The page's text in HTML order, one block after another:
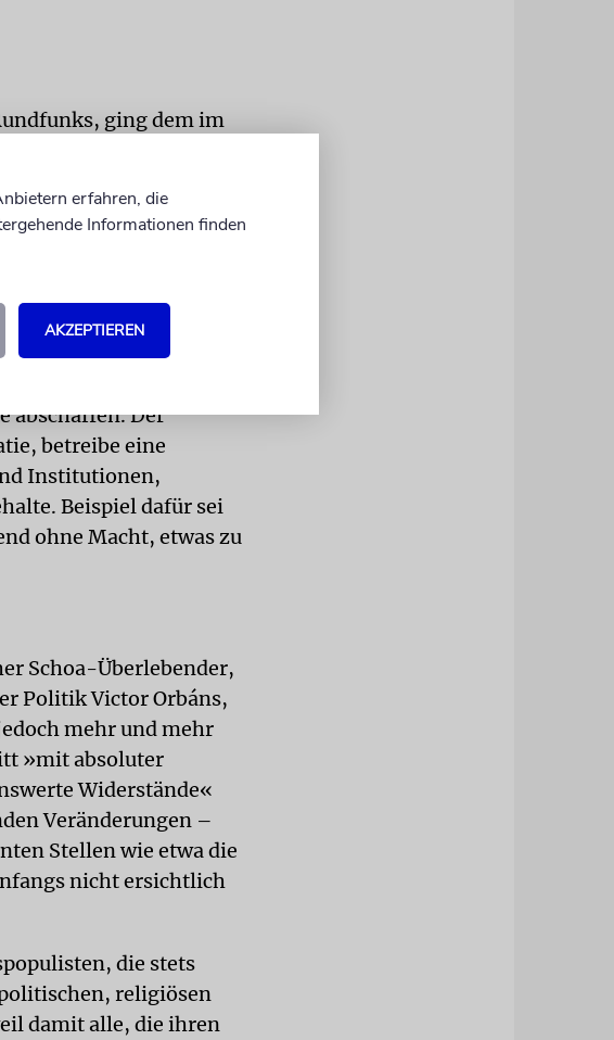
ging dem im
ist, grundlegende
gleichzeitig andeutet,
des vorigen
abschaffen. Der
betreibe eine
Institutionen,
Beispiel dafür sei
ohne Macht, etwas zu
Schoa-Überlebender,
Politik Victor Orbáns,
mehr und mehr
»mit absoluter
Widerstände«
Veränderungen –
Stellen wie etwa die
nicht ersichtlich
die stets
religiösen
damit alle, die ihren
erfahren, die
Informationen finden
AKZEPTIEREN